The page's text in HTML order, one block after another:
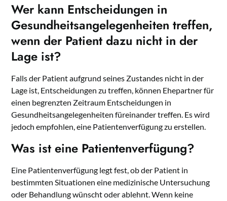
Wer kann Entscheidungen in
Gesundheitsangelegenheiten treffen,
wenn der Patient dazu nicht in der
Lage ist?
Falls der Patient aufgrund seines Zustandes nicht in der
Lage ist, Entscheidungen zu treffen, können Ehepartner für
einen begrenzten Zeitraum Entscheidungen in
Gesundheitsangelegenheiten füreinander treffen. Es wird
jedoch empfohlen, eine Patientenverfügung zu erstellen.
Was ist eine Patientenverfügung?
Eine Patientenverfügung legt fest, ob der Patient in
bestimmten Situationen eine medizinische Untersuchung
oder Behandlung wünscht oder ablehnt. Wenn keine